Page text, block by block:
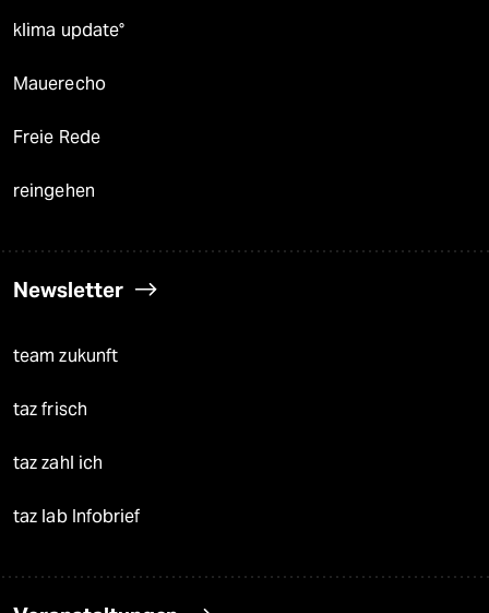
klima update°
Mauerecho
Freie Rede
reingehen
Newsletter
team zukunft
taz frisch
taz zahl ich
taz lab Infobrief